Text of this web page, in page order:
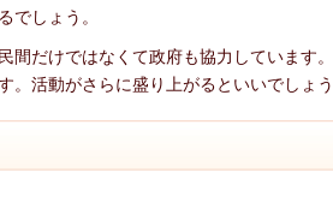
でしょう。
間だけではなくて政府も協力しています
。活動がさらに盛り上がるといいでしょう